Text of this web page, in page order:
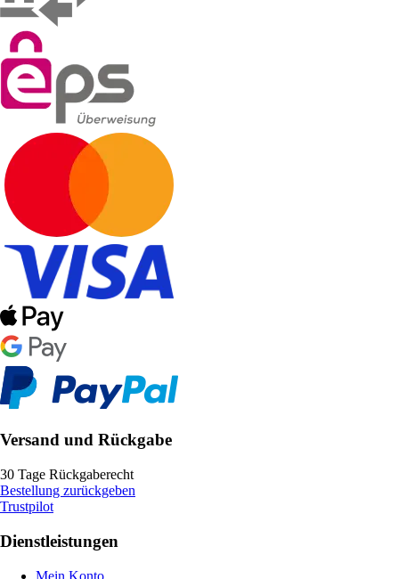
Versand und Rückgabe
30 Tage Rückgaberecht
Bestellung zurückgeben
Trustpilot
Dienstleistungen
Mein Konto